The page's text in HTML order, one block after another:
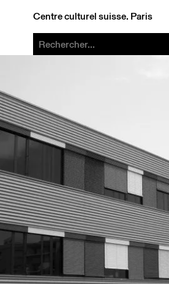
Centre culturel suisse. Paris